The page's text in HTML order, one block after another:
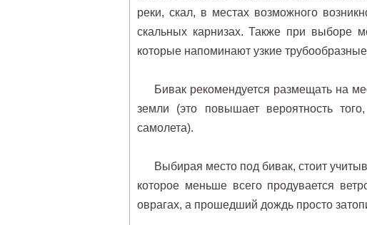
реки, скал, в местах возможного
скальных карнизах. Также при выборе
которые напоминают узкие
Бивак рекомендуется размещать на
земли (это повышает вероятность
самолета).
Выбирая место под бивак, стоит
которое меньше всего продувается
оврагах, а прошедший дождь просто